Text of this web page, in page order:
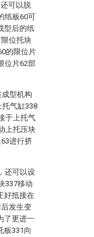
可以脱
纸板60可
型后的纸
位托块
的限位片
位片62部
型机构
托气缸338
于上托气
上托压块
进行挤
还可以设
337移动
好抵接在
发生变
了更进一
板331向